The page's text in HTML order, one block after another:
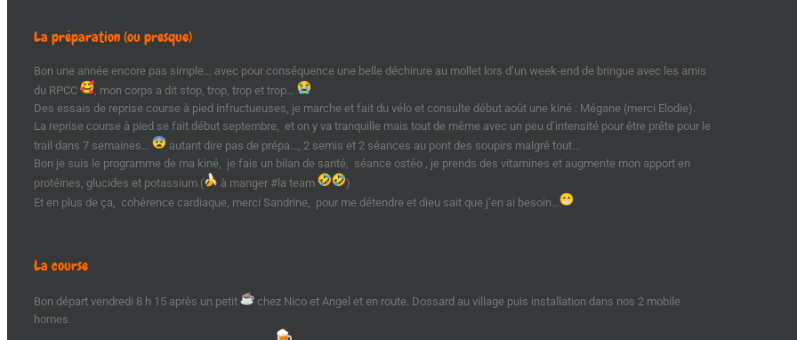
La préparation (ou presque)
Bon une année encore pas simple… avec pour conséquence une belle déchirure au mollet lors d’un week-end de bringue avec les amis
du RPCC
, mon corps a dit stop, trop, trop et trop…
Des essais de reprise course à pied infructueuses, je marche et fait du vélo et consulte début août une kiné : Mégane (merci Elodie).
La reprise course à pied se fait début septembre, et on y va tranquille mais tout de même avec un peu d’intensité pour être prête pour le
trail dans 7 semaines…
autant dire pas de prépa…, 2 semis et 2 séances au pont des soupirs malgré tout…
Bon je suis le programme de ma kiné, je fais un bilan de santé, séance ostéo , je prends des vitamines et augmente mon apport en
protéines, glucides et potassium (
à manger #la team
)
Et en plus de ça, cohérence cardiaque, merci Sandrine, pour me détendre et dieu sait que j’en ai besoin…
La course
Bon départ vendredi 8 h 15 après un petit
chez Nico et Angel et en route. Dossard au village puis installation dans nos 2 mobile
homes.